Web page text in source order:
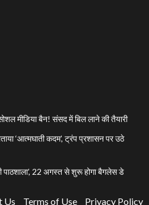
मीडिया बैन! संसद में बिल लाने की तैयारी
‘आत्मघाती कदम’, ट्रंप प्रशासन पर उठे
पाठशाला’, 22 अगस्त से शुरू होगा बैगलेस डे
Us Terms of Use Privacy Policy